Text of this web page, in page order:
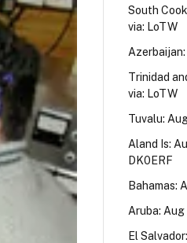
South
via: LoTW
Trinidad
via: LoTW
Tuvalu:
Aland Is:
DK0ERF
Bahamas:
Aruba: Aug
El